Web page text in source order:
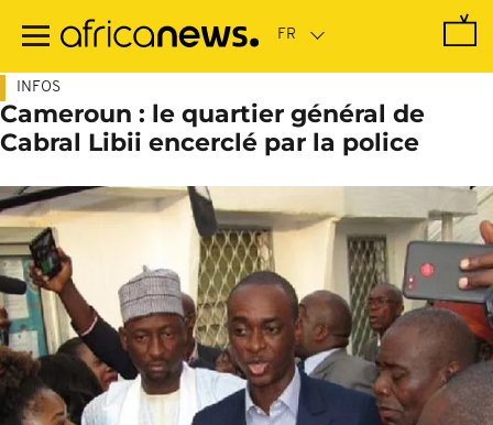
contenu
INFOS
Cameroun : le quartier général de
Cabral Libii encerclé par la police